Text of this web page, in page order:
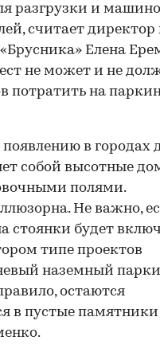
разгрузки и
считает директор
Елена
не может и не
потратить на
в городах
собой высотные
полями.
Не важно,
стоянки будет
типе проектов
наземный
остаются
в пустые памятники